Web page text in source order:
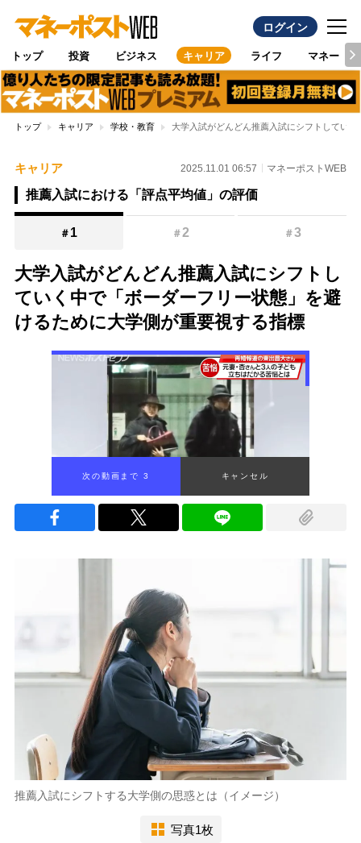
ログイン
トップ 投資 ビジネス キャリア ライフ マネー
トップ キャリア 学校・教育 大学入試がどんどん推薦入試にシフトしてい
キャリア 2025.11.01 06:57 マネーポストWEB
推薦入試における「評点平均値」の評価
＃ 1 ＃2 ＃3
大学入試がどんどん推薦入試にシフトし
ていく中で「ボーダーフリー状態」を避
けるために大学側が重要視する指標
次の動画まで 2 キャンセル
推薦入試にシフトする大学側の思惑とは（イメージ）
写真1枚